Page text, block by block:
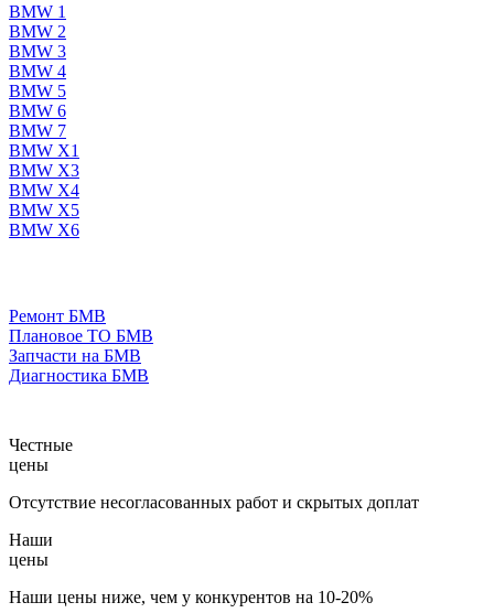
BMW 1
BMW 2
BMW 3
BMW 4
BMW 5
BMW 6
BMW 7
BMW X1
BMW X3
BMW X4
BMW X5
BMW X6
Ремонт БМВ
Плановое ТО БМВ
Запчасти на БМВ
Диагностика БМВ
Честные
цены
Отсутствие несогласованных работ и скрытых доплат
Наши
цены
Наши цены ниже, чем у конкурентов на 10-20%